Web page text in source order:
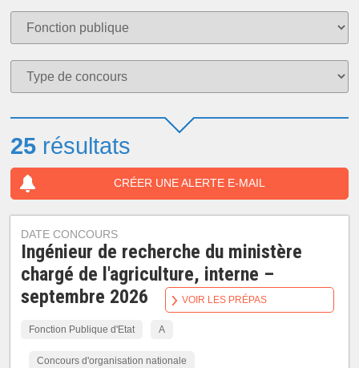
25 résultats
CRÉER UNE ALERTE E-MAIL
DATE CONCOURS
Ingénieur de recherche du ministère
chargé de l'agriculture, interne –
septembre 2026
Fonction Publique d'Etat A
Concours d'organisation nationale
VOIR LES PRÉPAS